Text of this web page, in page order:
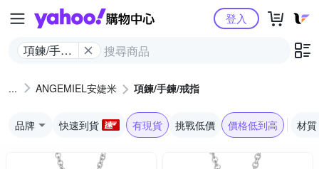
Yahoo購物中心
項鍊/手鍊/
登入
ANGEMIEL安婕米 項鍊/手鍊/戒指
品牌 快速到貨 有現貨 挑戰低價 價格低到高 材質